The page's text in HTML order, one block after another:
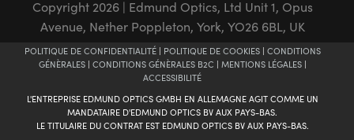
Copyright 2026| Edmund Optics, Ltd Unit 1, Opus
Avenue, Nether Poppleton, York, YO26 6BL, UK
POLITIQUE DE CONFIDENTIALITÉ| POLITIQUE DE COOKIES| CONDITIONS
GÉNÈRALES| CONDITIONS GÉNÈRALES B2C | MENTIONS LÉGALES|
ACCESSIBILITÉ
L'ENTREPRISE EDMUND OPTICS GMBH EN ALLEMAGNE AGIT COMME UN
MANDATAIRE D'EDMUND OPTICS BV AUX PAYS-BAS.
LE TITULAIRE DU CONTRAT EST EDMUND OPTICS BV AUX PAYS-BAS.